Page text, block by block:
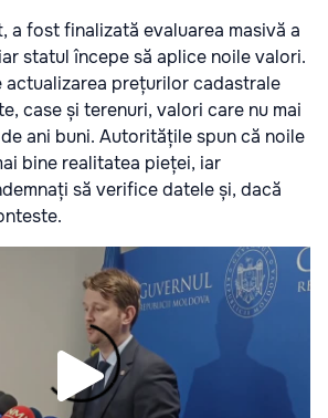
a fost finalizată evaluarea masivă a
statul începe să aplice noile valori.
actualizarea prețurilor cadastrale
case și terenuri, valori care nu mai
ani buni. Autoritățile spun că noile
bine realitatea pieței, iar
să verifice datele și, dacă